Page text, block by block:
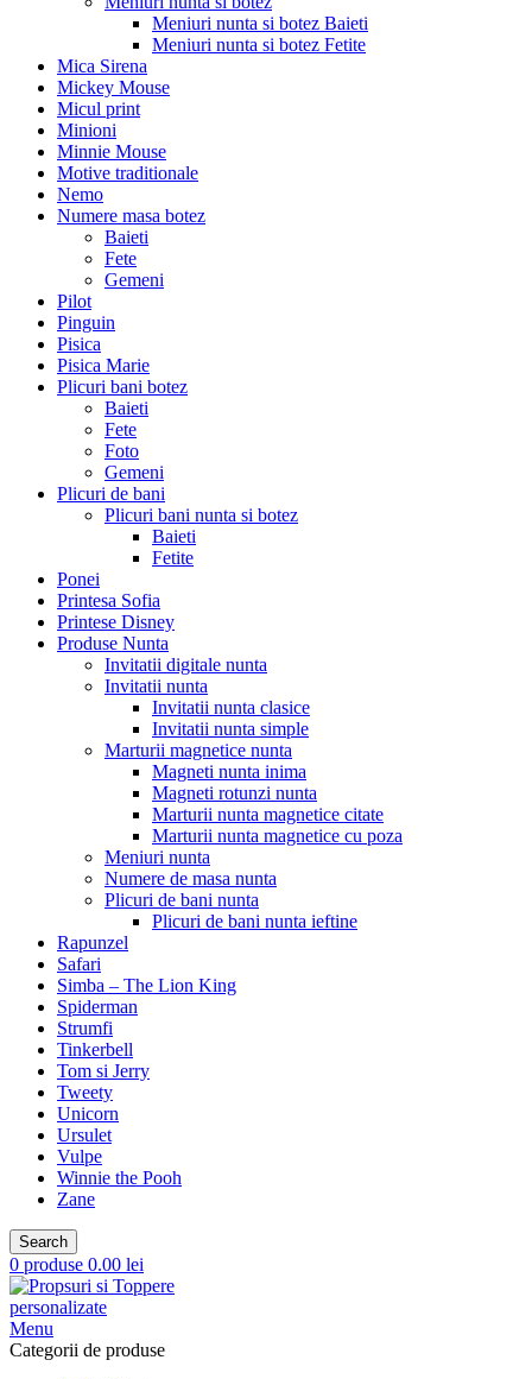
Meniuri nunta si botez Baieti
Meniuri nunta si botez Fetite
Mica Sirena
Mickey Mouse
Micul print
Minioni
Minnie Mouse
Motive traditionale
Nemo
Numere masa botez
Baieti
Fete
Gemeni
Pilot
Pinguin
Pisica
Pisica Marie
Plicuri bani botez
Baieti
Fete
Foto
Gemeni
Plicuri de bani
Plicuri bani nunta si botez
Baieti
Fetite
Ponei
Printesa Sofia
Printese Disney
Produse Nunta
Invitatii digitale nunta
Invitatii nunta
Invitatii nunta clasice
Invitatii nunta simple
Marturii magnetice nunta
Magneti nunta inima
Magneti rotunzi nunta
Marturii nunta magnetice citate
Marturii nunta magnetice cu poza
Meniuri nunta
Numere de masa nunta
Plicuri de bani nunta
Plicuri de bani nunta ieftine
Rapunzel
Safari
Simba – The Lion King
Spiderman
Strumfi
Tinkerbell
Tom si Jerry
Tweety
Unicorn
Ursulet
Vulpe
Winnie the Pooh
Zane
Search
0 produse 0.00 lei
Menu
Categorii de produse